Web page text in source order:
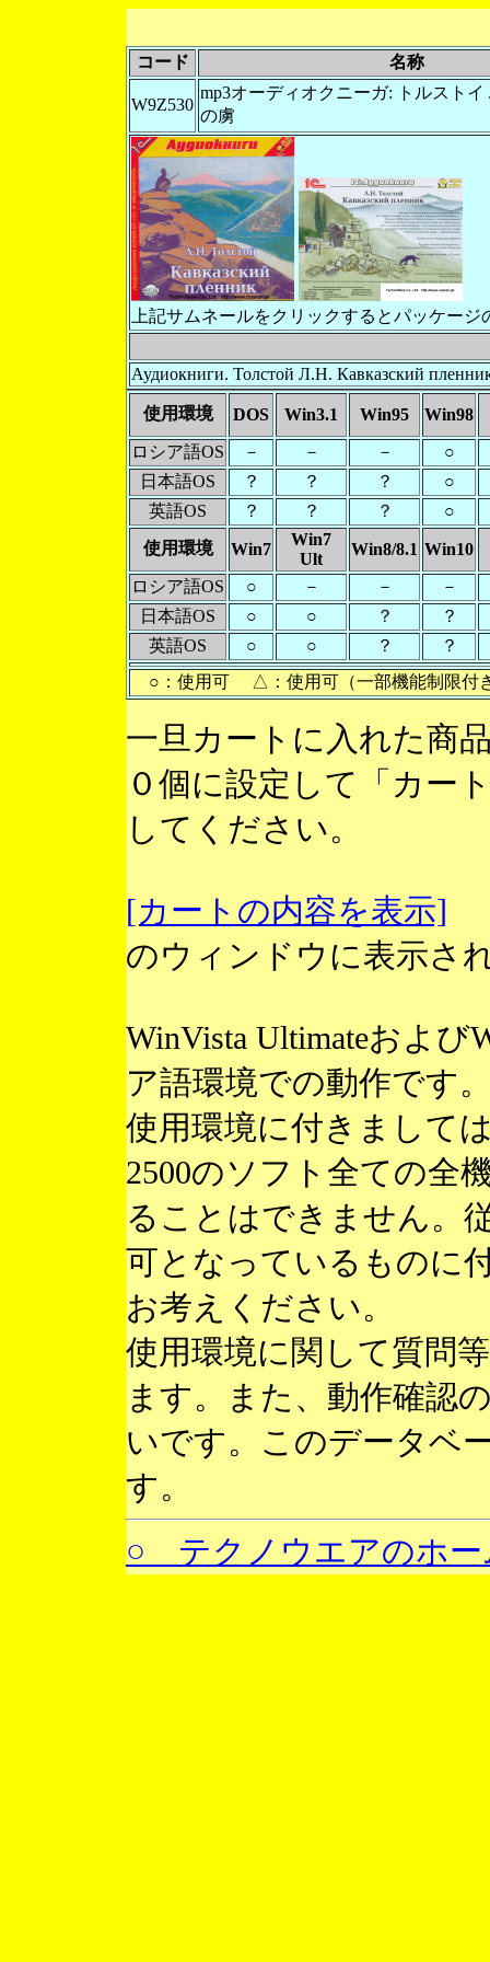
コード 名称
W9Z530
mp3オーディオクニーガ: トルスト
の虜
上記サムネールをクリックするとパッケー
Аудиокниги. Толстой Л.Н. Кавказский
使用環境 DOS Win3.1 Win95
Win98
ロシア語OS
－ － －
○
日本語OS
？ ？ ？
○
英語OS
？ ？ ？
○
使用環境
Win7
Win7
Ult
Win8/8.1 Win10
ロシア語OS
○ － －
－
日本語OS
○ ○ ？
？
英語OS
○ ○ ？
？
○：使用可 △：使用可（一部機能制限
一旦カートに入れた商
０個に設定して「カー
してください。
[カートの内容を表示]
のウィンドウに表示さ
WinVista Ultimateおよ
ア語環境での動作です
使用環境に付きまして
2500のソフト全ての全
ることはできません。
可となっているものに
お考えください。
使用環境に関して質問
ます。また、動作確認
いです。このデータベ
す。
○ テクノウエアのホー